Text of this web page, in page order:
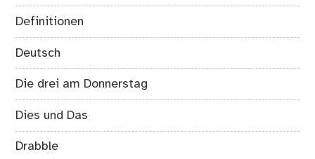
Definitionen
Deutsch
Die drei am Donnerstag
Dies und Das
Drabble